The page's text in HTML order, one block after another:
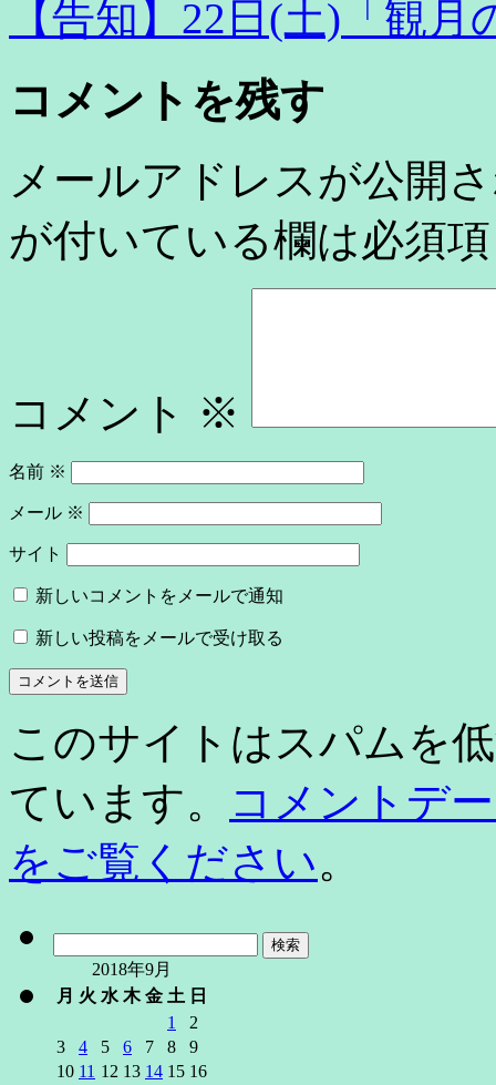
【告知】22日(土)「観
コメントを残す
メールアドレスが公開
が付いている欄は必須
コメント ※
名前 ※
メール ※
サイト
新しいコメントをメールで通知
新しい投稿をメールで受け取る
このサイトはスパムを
ています。
コメントデ
をご覧ください。
2018年9月
月 火 水 木 金 土 日
1
2
3
4 5 6 7 8
9
10 11 12 13 14 15 16